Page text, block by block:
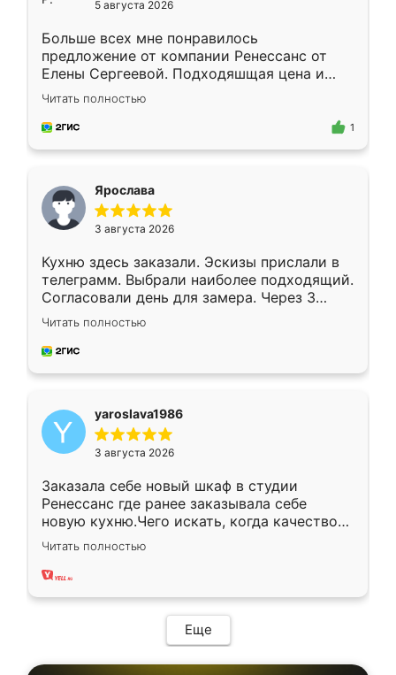
5 августа 2026
Больше всех мне понравилось
предложение от компании Ренессанс от
Елены Сергеевой. Подходяшщая цена и
короткие сроки изготовления. Приехавший
для замера сотрудник Владислав
предложил по моему эскизу самый
Читать полностью
1
Ярослава
3 августа 2026
Кухню здесь заказали. Эскизы прислали в
телеграмм. Выбрали наиболее подходящий.
Согласовали день для замера. Через 3
недели кухня была уже готова. Остались
довольны работой. Спасибо Ренессанс
мебель за качественную работу!
Читать полностью
yaroslava1986
3 августа 2026
Заказала себе новый шкаф в студии
Ренессанс где ранее заказывала себе
новую кухню.Чего искать, когда качеством
вполне довольна. Служит кухня уже почти
два года, нареканий нет.
Читать полностью
Еще